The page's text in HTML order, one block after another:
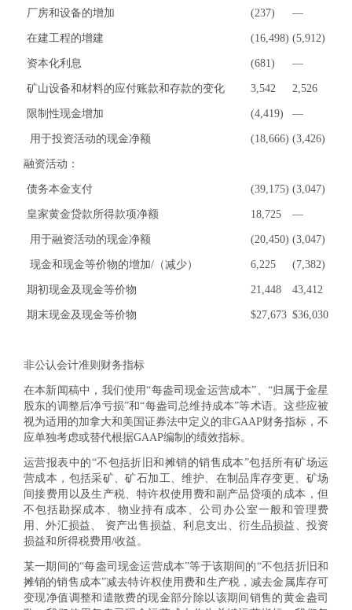
厂房和设备的增加 (237) —
在建工程的增建 (16,498) (5,912)
资本化利息 (681) —
矿山设备和材料的应付账款和存款的变化 3,542 2,526
限制性现金增加 (4,419) —
用于投资活动的现金净额 (18,666) (3,426)
融资活动：
债务本金支付 (39,175) (3,047)
皇家黄金贷款所得款项净额 18,725 —
用于融资活动的现金净额 (20,450) (3,047)
现金和现金等价物的增加/（减少） 6,225 (7,382)
期初现金及现金等价物 21,448 43,412
期末现金及现金等价物 $27,673 $36,030
非公认会计准则财务指标
在本新闻稿中，我们使用“每盎司现金运营成本”、“归属于金星
股东的调整后净亏损”和“每盎司总维持成本”等术语。这些应被
视为适用的加拿大和美国证券法中定义的非GAAP财务指标，不
应单独考虑或替代根据GAAP编制的绩效指标。
运营报表中的“不包括折旧和摊销的销售成本”包括所有矿场运
营成本，包括采矿、矿石加工、维护、在制品库存变更、矿场
间接费用以及生产税、特许权使用费和副产品贷项的成本，但
不包括勘探成本、物业持有成本、公司办公室一般和管理费
用、外汇损益、 资产出售损益、利息支出、衍生品损益、投资
损益和所得税费用/收益。
某一期间的“每盎司现金运营成本”等于该期间的“不包括折旧和
摊销的销售成本”减去特许权使用费和生产税，减去金属库存可
变现净值调整和遣散费的现金部分除以该期间销售的黄金盎司